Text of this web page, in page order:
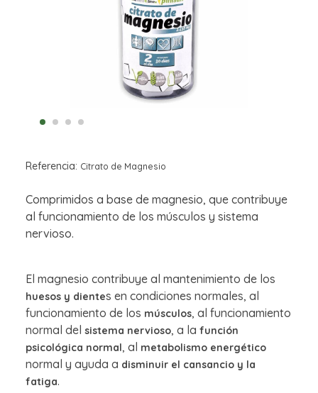
Referencia: Citrato de Magnesio
Comprimidos a base de magnesio, que contribuye
al funcionamiento de los músculos y sistema
nervioso.
El magnesio contribuye al mantenimiento de los
huesos y dientes en condiciones normales, al
funcionamiento de los músculos, al funcionamiento
normal del sistema nervioso, a la función
psicológica normal, al metabolismo energético
normal y ayuda a disminuir el cansancio y la
fatiga.